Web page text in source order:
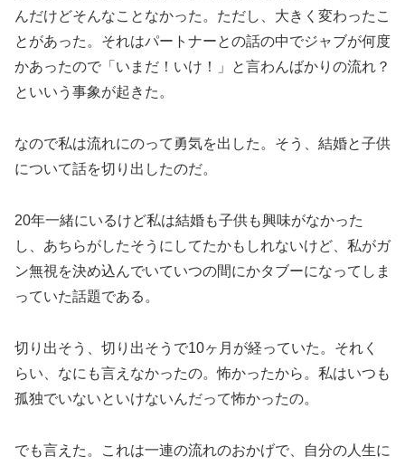
んだけどそんなことなかった。ただし、大きく変わったこ
とがあった。それはパートナーとの話の中でジャブが何度
かあったので「いまだ！いけ！」と言わんばかりの流れ？
といいう事象が起きた。
なので私は流れにのって勇気を出した。そう、結婚と子供
について話を切り出したのだ。
20年一緒にいるけど私は結婚も子供も興味がなかった
し、あちらがしたそうにしてたかもしれないけど、私がガ
ン無視を決め込んでいていつの間にかタブーになってしま
っていた話題である。
切り出そう、切り出そうで10ヶ月が経っていた。それく
らい、なにも言えなかったの。怖かったから。私はいつも
孤独でいないといけないんだって怖かったの。
でも言えた。これは一連の流れのおかげで、自分の人生に